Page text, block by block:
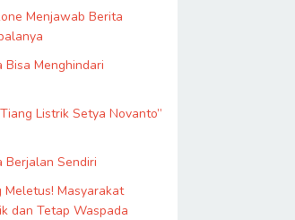
Menjawab Berita
Bisa Menghindari
Listrik Setya Novanto”
Berjalan Sendiri
Meletus! Masyarakat
dan Tetap Waspada